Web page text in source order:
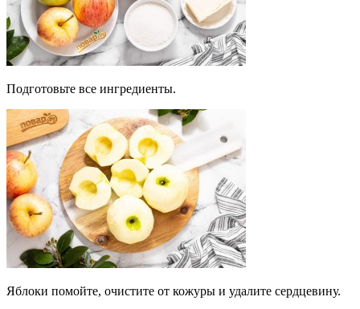
Подготовьте все ингредиенты.
Яблоки помойте, очистите от кожуры и удалите сердцевину.